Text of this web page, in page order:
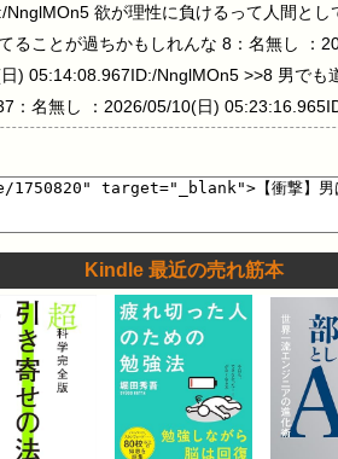
欲が理性に負けるって人間と
ることが過ちかもしれんな 8：名無し ：
) 05:14:08.967ID:/NnglMOn5 >>8 男でも
：名無し ：2026/05/10(日)
NnglMOn5 >>37 拡散するためにや
Kindle 最近の売れ筋本